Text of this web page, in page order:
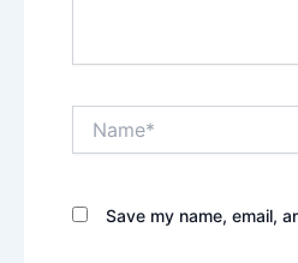
Save my name, email,